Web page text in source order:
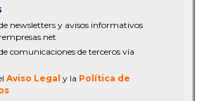
newsletters y avisos informativos
comunicaciones de terceros vía
Aviso Legal y la Política de